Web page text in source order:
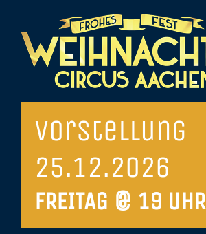
Inhalt
springen
Vorstellung
25.12.2026
FREITAG @ 19 UHR